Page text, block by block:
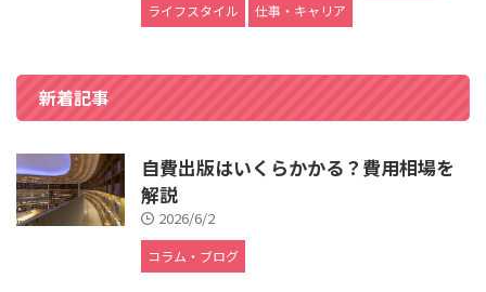
ライフスタイル
仕事・キャリア
新着記事
自費出版はいくらかかる？費用相場を
解説
2026/6/2
コラム・ブログ